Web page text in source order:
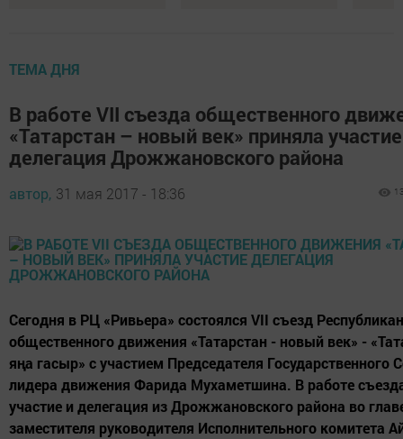
ТЕМА ДНЯ
В работе VII съезда общественного
«Татарстан – новый век» приняла участие
делегация Дрожжановского района
автор, 31 мая 2017 - 18:36
Сегодня в РЦ «Ривьера» состоялся VII съезд
общественного движения «Татарстан - новый век» -
яңа гасыр» с участием Председателя Государственного
лидера движения Фарида Мухаметшина. В работе
участие и делегация из Дрожжановского района во
заместителя руководителя Исполнительного комитета